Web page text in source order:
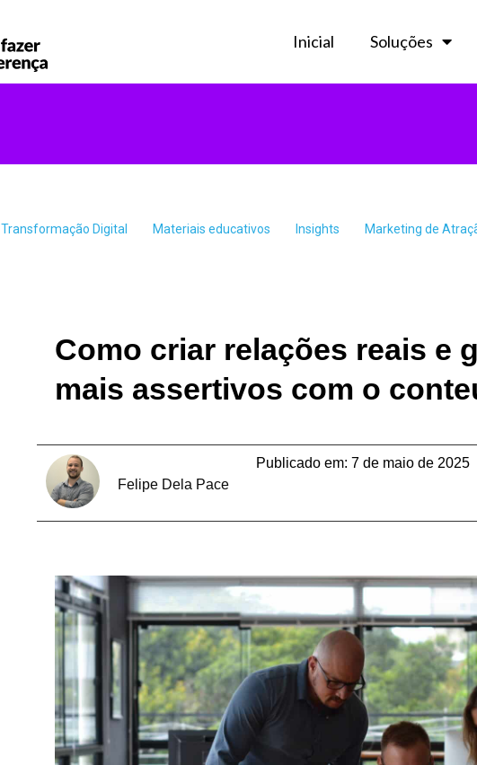
Inicial Soluções
Transformação Digital Materiais educativos Insights Marketing de
Como criar relações reais e
mais assertivos com o
Felipe Dela Pace
Publicado em: 7 de maio de 2025